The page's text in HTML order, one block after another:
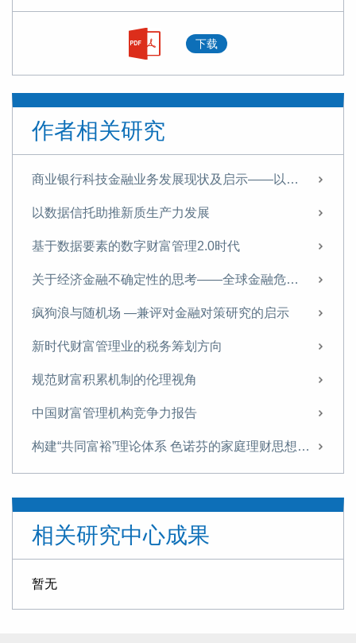
下载
作者相关研究
商业银行科技金融业务发展现状及启示——以国有银行为样本
以数据信托助推新质生产力发展
基于数据要素的数字财富管理2.0时代
关于经济金融不确定性的思考——全球金融危机的学理性反思
疯狗浪与随机场 —兼评对金融对策研究的启示
新时代财富管理业的税务筹划方向
规范财富积累机制的伦理视角
中国财富管理机构竞争力报告
构建“共同富裕”理论体系 色诺芬的家庭理财思想及共同富裕启示
“第一个百年” 银行理财的“双本源回归”
日本财富管理业研究报告
相关研究中心成果
暂无